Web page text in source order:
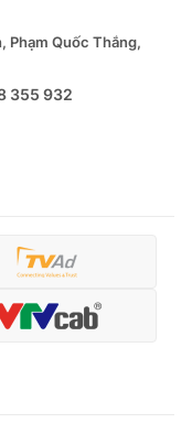
Phạm Quốc Thắng,
355 932